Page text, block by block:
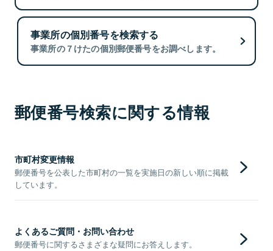
事業所の個別番号を検索する
事業所の７けたの個別郵便番号をお調べします。
郵便番号検索に関する情報
市町村変更情報
郵便番号を公表した市町村の一覧を実施日の新しい順に掲載
しています。
よくあるご質問・お問い合わせ
郵便番号に関するさまざまな疑問にお答えします。